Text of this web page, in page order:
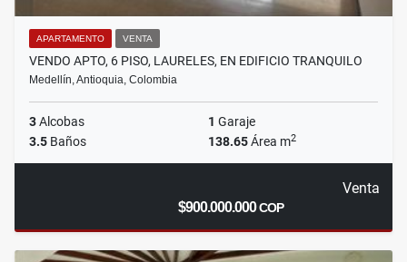
APARTAMENTO VENTA
VENDO APTO, 6 PISO, LAURELES, EN EDIFICIO TRANQUILO
Medellín, Antioquia, Colombia
3Alcobas 1 Garaje
3.5 Baños 138.65Área m2
Venta
$900.000.000COP